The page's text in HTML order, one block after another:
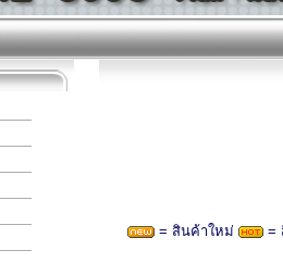
= สินค้าใหม่ =